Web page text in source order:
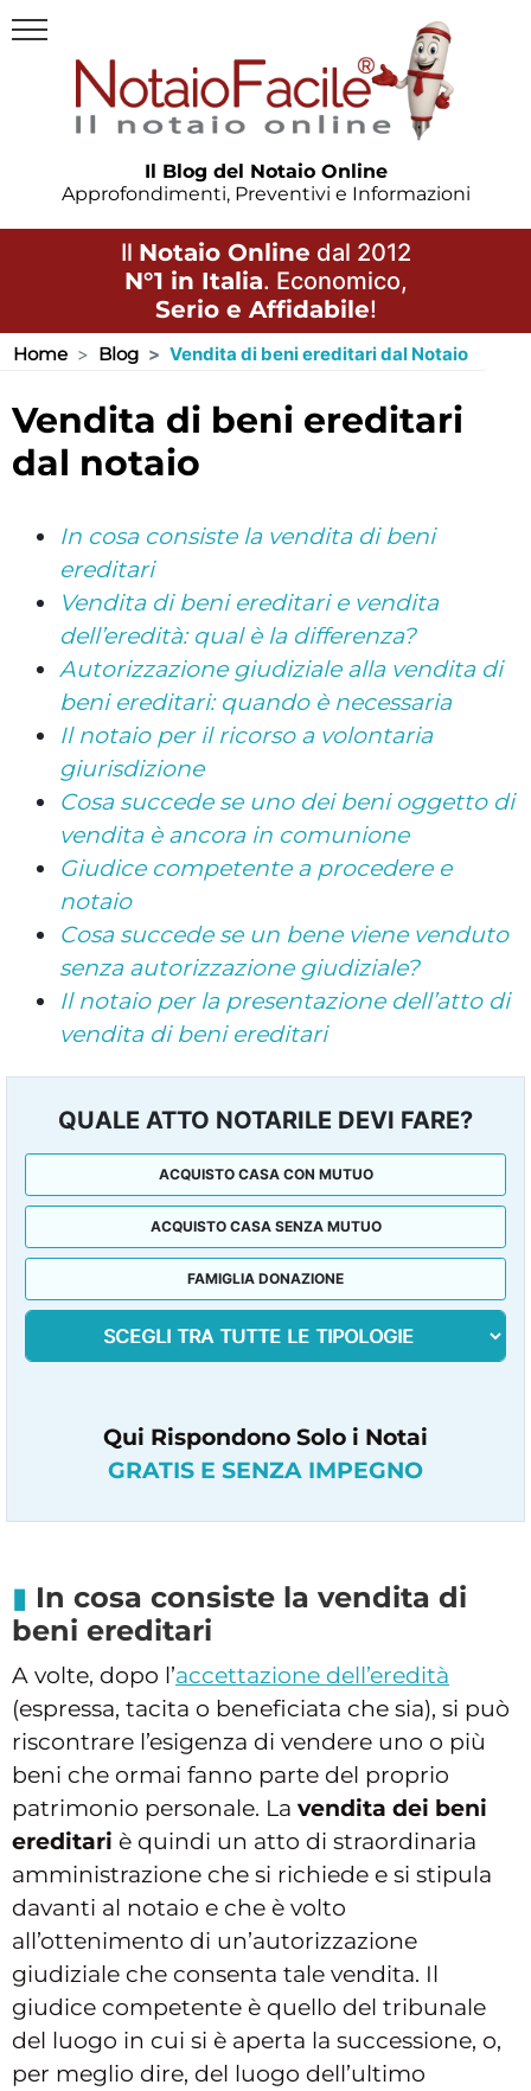
Il Blog del Notaio Online
Approfondimenti, Preventivi e Informazioni
Il Notaio Online dal 2012
N°1 in Italia. Economico,
Serio e Affidabile!
Home Blog Vendita di beni ereditari dal Notaio
vendita di beni ereditari
dal notaio
In cosa consiste la vendita di beni
ereditari
Vendita di beni ereditari e vendita
dell’eredità: qual è la differenza?
Autorizzazione giudiziale alla vendita di
beni ereditari: quando è necessaria
Il notaio per il ricorso a volontaria
giurisdizione
Cosa succede se uno dei beni oggetto di
vendita è ancora in comunione
Giudice competente a procedere e
notaio
Cosa succede se un bene viene venduto
senza autorizzazione giudiziale?
Il notaio per la presentazione dell’atto di
vendita di beni ereditari
QUALE ATTO NOTARILE DEVI FARE?
ACQUISTO CASA CON MUTUO
ACQUISTO CASA SENZA MUTUO
FAMIGLIA DONAZIONE
Qui Rispondono Solo i Notai
GRATIS E SENZA IMPEGNO
In cosa consiste la vendita di
beni ereditari
A volte, dopo l’accettazione dell’eredità
(espressa, tacita o beneficiata che sia), si può
riscontrare l’esigenza di vendere uno o più
beni che ormai fanno parte del proprio
patrimonio personale. La vendita dei beni
ereditari è quindi un atto di straordinaria
amministrazione che si richiede e si stipula
davanti al notaio e che è volto
all’ottenimento di un’autorizzazione
giudiziale che consenta tale vendita. Il
giudice competente è quello del tribunale
del luogo in cui si è aperta la successione, o,
per meglio dire, del luogo dell’ultimo